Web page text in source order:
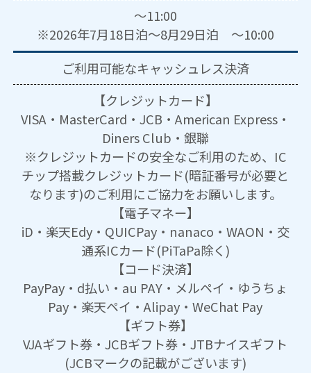
～11:00
※2026年7月18日泊～8月29日泊 ～10:00
ご利用可能なキャッシュレス決済
【クレジットカード】
VISA・MasterCard・JCB・American Express・
Diners Club・銀聯
※クレジットカードの安全なご利用のため、IC
チップ搭載クレジットカード(暗証番号が必要と
なります)のご利用にご協力をお願いします。
【電子マネー】
iD・楽天Edy・QUICPay・nanaco・WAON・交
通系ICカード(PiTaPa除く)
【コード決済】
PayPay・d払い・au PAY・メルペイ・ゆうちょ
Pay・楽天ペイ・Alipay・WeChat Pay
【ギフト券】
VJAギフト券・JCBギフト券・JTBナイスギフト
(JCBマークの記載がございます)